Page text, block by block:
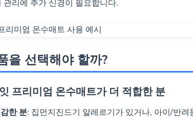
관리에 추가 신경이 필요합니다.
을 선택해야 할까?
프리미엄 온수매트가 더 적합한 분
한 분: 집먼지진드기 알레르기가 있거나, 아이/반